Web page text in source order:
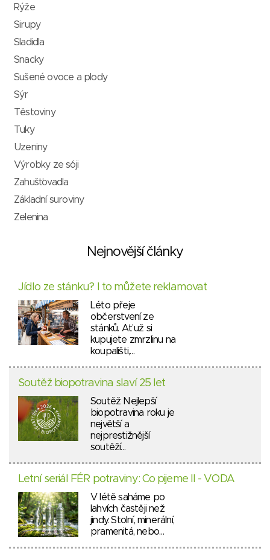
Rýže
Sirupy
Sladidla
Snacky
Sušené ovoce a plody
Sýr
Těstoviny
Tuky
Uzeniny
Výrobky ze sóji
Zahušťovadla
Základní suroviny
Zelenina
Nejnovější články
Jídlo ze stánku? I to můžete reklamovat
Léto přeje
občerstvení ze
stánků. Ať už si
kupujete zmrzlinu na
koupališti,…
Soutěž biopotravina slaví 25 let
Soutěž Nejlepší
biopotravina roku je
největší a
nejprestižnější
soutěží…
Letní seriál FÉR potraviny: Co pijeme II - VODA
V létě saháme po
lahvích častěji než
jindy. Stolní, minerální,
pramenitá, nebo…